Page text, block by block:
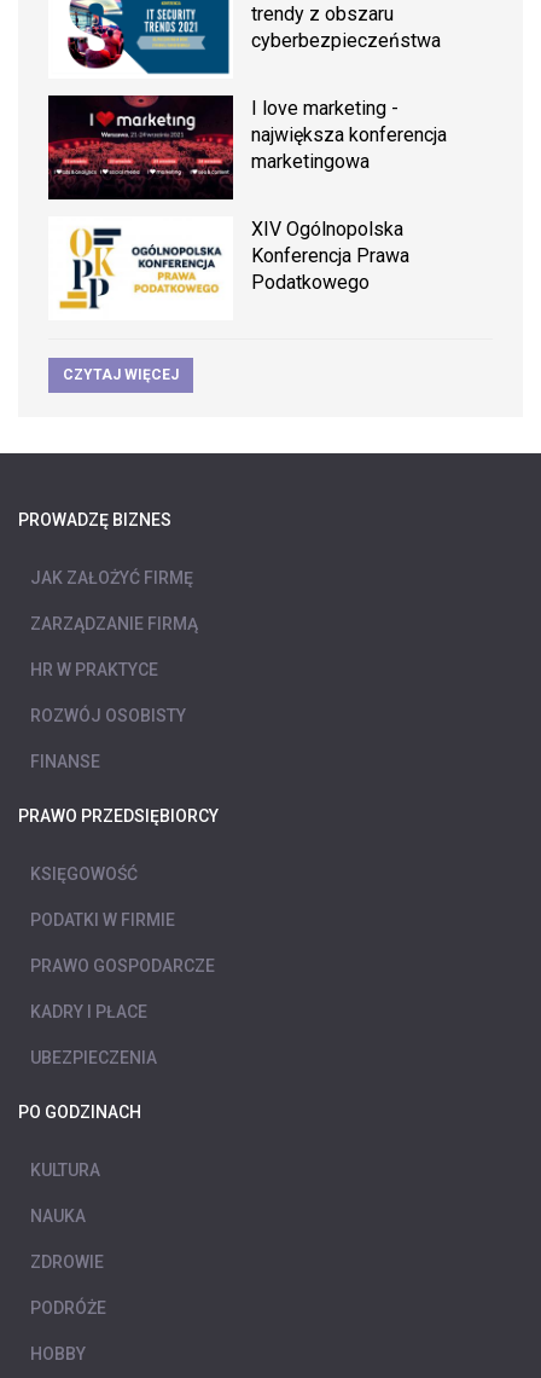
trendy z obszaru
cyberbezpieczeństwa
I love marketing -
największa konferencja
marketingowa
XIV Ogólnopolska
Konferencja Prawa
Podatkowego
CZYTAJ WIĘCEJ
PROWADZĘ BIZNES
JAK ZAŁOŻYĆ FIRMĘ
ZARZĄDZANIE FIRMĄ
HR W PRAKTYCE
ROZWÓJ OSOBISTY
FINANSE
PRAWO PRZEDSIĘBIORCY
KSIĘGOWOŚĆ
PODATKI W FIRMIE
PRAWO GOSPODARCZE
KADRY I PŁACE
UBEZPIECZENIA
PO GODZINACH
KULTURA
NAUKA
ZDROWIE
PODRÓŻE
HOBBY